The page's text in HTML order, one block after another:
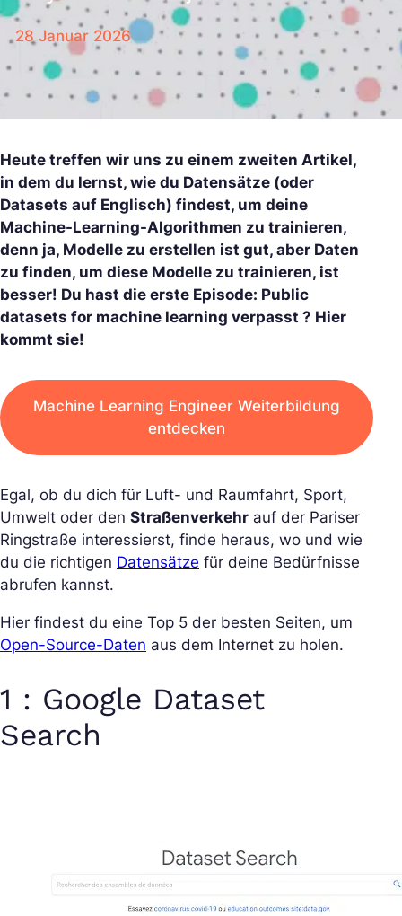
28 Januar 2026
Heute treffen wir uns zu einem zweiten Artikel,
in dem du lernst, wie du Datensätze (oder
Datasets auf Englisch) findest, um deine
Machine-Learning-Algorithmen zu trainieren,
denn ja, Modelle zu erstellen ist gut, aber Daten
zu finden, um diese Modelle zu trainieren, ist
besser! Du hast die erste Episode: Public
datasets for machine learning verpasst ? Hier
kommt sie!
Machine Learning Engineer Weiterbildung
entdecken
Egal, ob du dich für Luft- und Raumfahrt, Sport,
Umwelt oder den Straßenverkehr auf der Pariser
Ringstraße interessierst, finde heraus, wo und wie
du die richtigen Datensätze für deine Bedürfnisse
abrufen kannst.
Hier findest du eine Top 5 der besten Seiten, um
Open-Source-Daten aus dem Internet zu holen.
1 : Google Dataset
Search